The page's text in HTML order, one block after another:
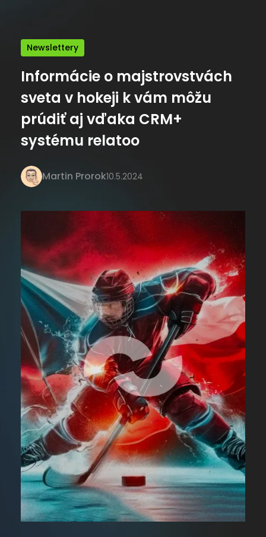
Newslettery
Informácie o majstrovstvách
sveta v hokeji k vám môžu
prúdiť aj vďaka CRM+
systému relatoo
Martin Prorok10.5.2024